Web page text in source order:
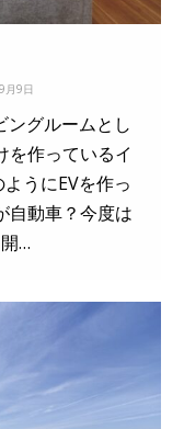
月9日
ングルームとし
を作っているイ
うにEVを作っ
自動車？今度は
…